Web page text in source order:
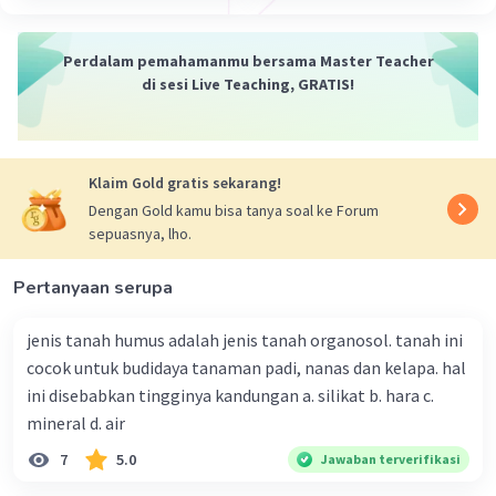
konflik yang akhirnya berujung pemberontakan.
Pemberontakan akan merubah cara berfikir
Beri Rating·0.0( 0) Balas
Iklan
Level 92
Dalam faktor internal perubahan sosial budaya
terdiri dari tiga poin, yakni:
1. Perubahan kependudukan
Secara umum perubahan kependudukan
dipahami secara kuantitatif di mana besaran
Perdalam pemahamanmu bersama Master Teacher
di sesi Live Teaching, GRATIS!
Klaim Gold gratis sekarang!
Dengan Gold kamu bisa tanya soal ke Forum
sepuasnya, lho.
Pertanyaan serupa
jenis tanah humus adalah jenis tanah organosol. tanah ini
cocok untuk budidaya tanaman padi, nanas dan kelapa. hal
ini disebabkan tingginya kandungan a. silikat b. hara c.
mineral d. air
7 5.0 Jawaban terverifikasi